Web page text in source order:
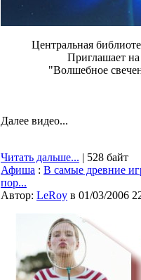
Центральная
Приглашает
"Волшебное
Далее видео...
Читать дальше... | 528 байт
Афиша : В самые древние
пор...
Автор: LeRoy в 01/03/2006